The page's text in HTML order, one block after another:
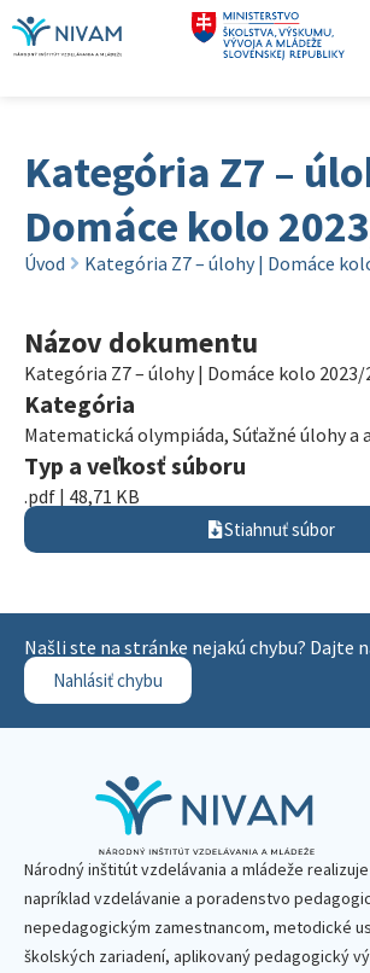
Kategória Z7 –
Domáce kolo
Úvod Kategória Z7 – úlohy | Domáce
Názov dokumentu
Kategória Z7 – úlohy | Domáce kolo 2023/
Kategória
Matematická olympiáda, Súťažné úlohy a
Typ a veľkosť súboru
.pdf | 48,71 KB
Stiahnuť súbor
Našli ste na stránke nejakú chybu? Dajte
Nahlásiť chybu
Národný inštitút vzdelávania a mládeže
napríklad vzdelávanie a poradenstvo
nepedagogickým zamestnancom, metodické
školských zariadení, aplikovaný pedagogický